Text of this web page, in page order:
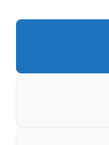
humain et 0%